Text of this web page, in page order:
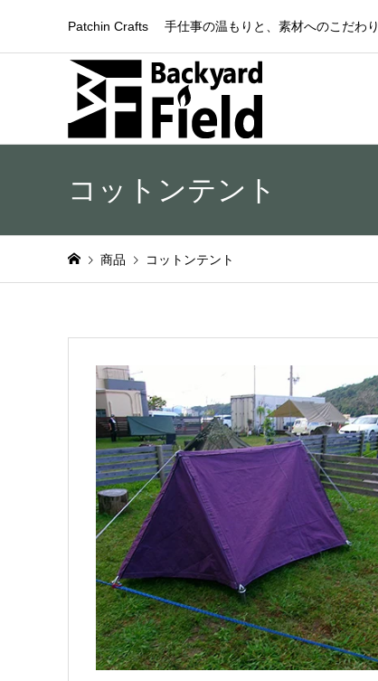
Patchin Crafts 手仕事の温もりと、素材へのこだわり
コットンテント
商品 コットンテント